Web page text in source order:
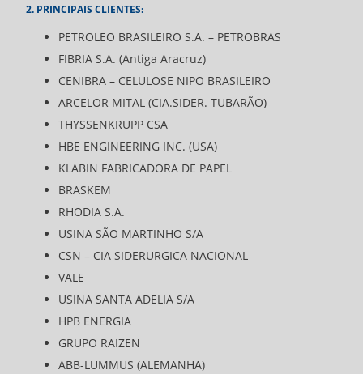
2. PRINCIPAIS CLIENTES:
PETROLEO BRASILEIRO S.A. – PETROBRAS
FIBRIA S.A. (Antiga Aracruz)
CENIBRA – CELULOSE NIPO BRASILEIRO
ARCELOR MITAL (CIA.SIDER. TUBARÃO)
THYSSENKRUPP CSA
HBE ENGINEERING INC. (USA)
KLABIN FABRICADORA DE PAPEL
BRASKEM
RHODIA S.A.
USINA SÃO MARTINHO S/A
CSN – CIA SIDERURGICA NACIONAL
VALE
USINA SANTA ADELIA S/A
HPB ENERGIA
GRUPO RAIZEN
ABB-LUMMUS (ALEMANHA)